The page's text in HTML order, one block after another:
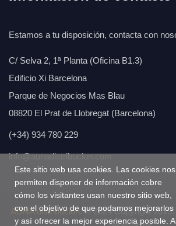
Estamos a tu disposición, contacta con
C/ Selva 2, 1ª Planta (Oficina B1.3)
Edificio Xi Barcelona
Parque de Negocios Mas Blau
08820 El Prat de Llobregat (Barcelona)
(+34) 934 780 229
info@aunadistribucion.com
AÚNA distribución.© 2024 Copyright 2019.
Este sitio web usa cookies. Las cookies nos
permiten disponer de información cobre
cómo los visitantes usan nuestro sitio web,
con el objetivo de que podamos mejorarlos
y así ofrecer la mejor experiencia posible.